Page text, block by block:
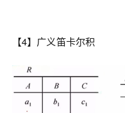
【4】广义笛卡尔积